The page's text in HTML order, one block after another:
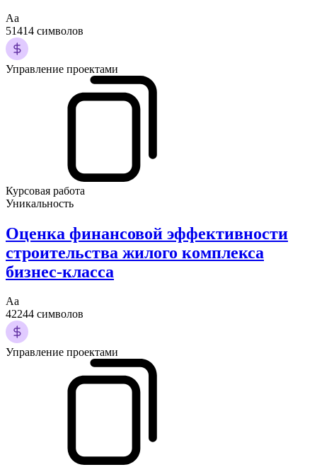
Аа
51414 символов
Управление проектами
Курсовая работа
Уникальность
Оценка финансовой эффективности
строительства жилого комплекса
бизнес-класса
Аа
42244 символов
Управление проектами